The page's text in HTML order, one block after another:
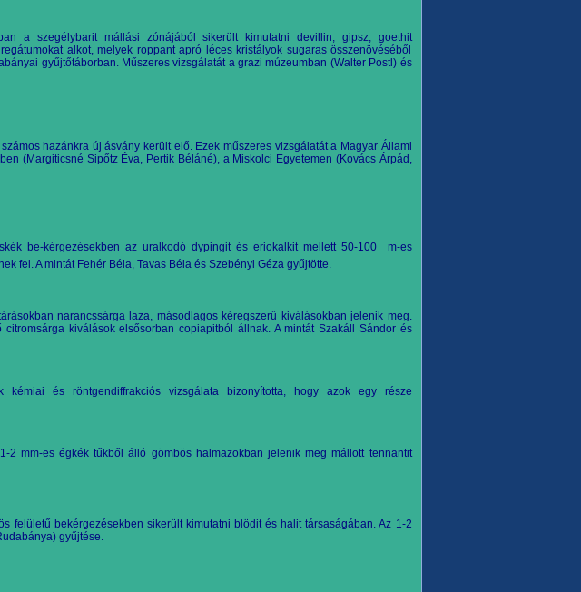
a szegélybarit mállási zónájából sikerült kimutatni devillin, gipsz, goethit
alkot, melyek roppant apró léces kristályok sugaras összenövéséből
gyűjtőtáborban. Műszeres vizsgálatát a grazi múzeumban (Walter Postl) és
hazánkra új ásvány került elő. Ezek műszeres vizsgálatát a Magyar Állami
(Margiticsné Sipőtz Éva, Pertik Béláné), a Miskolci Egyetemen (Kovács Árpád,
be-kérgezésekben az uralkodó dypingit és eriokalkit mellett 50-100  m-es
fel. A mintát Fehér Béla, Tavas Béla és Szebényi Géza gyűjtötte.
narancssárga laza, másodlagos kéregszerű kiválásokban jelenik meg.
kiválások elsősorban copiapitból állnak. A mintát Szakáll Sándor és
kémiai és röntgendiffrakciós vizsgálata bizonyította, hogy azok egy része
2 mm-es égkék tűkből álló gömbös halmazokban jelenik meg mállott tennantit
felületű bekérgezésekben sikerült kimutatni blödit és halit társaságában. Az 1-2
gyűjtése.